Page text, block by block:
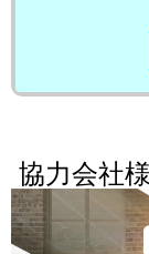
協力会社